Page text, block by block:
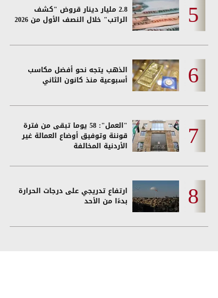
2.8 مليار دينار قروض "كشف
الراتب" خلال النصف الأول من 2026
الذهب يتجه نحو أفضل مكاسب
أسبوعية منذ كانون الثاني
"العمل": 58 يوما تبقى من فترة
قوننة وتوفيق أوضاع العمالة غير
الأردنية المخالفة
ارتفاع تدريجي على درجات الحرارة
بدءًا من الأحد